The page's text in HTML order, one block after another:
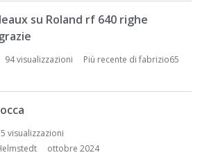
su Roland rf 640 righe
94 visualizzazioni Più recente di fabrizio65
visualizzazioni
ottobre 2024